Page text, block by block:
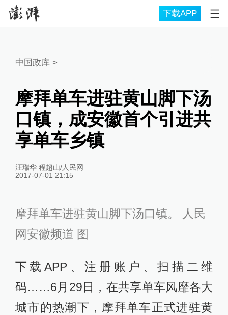
下载APP
中国政库 >
摩拜单车进驻黄山脚下汤
口镇，成安徽首个引进共
享单车乡镇
汪瑞华 程超山/人民网
2017-07-01 21:15
摩拜单车进驻黄山脚下汤口镇。 人民
网安徽频道 图
下载APP、注册账户、扫描二维
码……6月29日，在共享单车风靡各大
城市的热潮下，摩拜单车正式进驻黄